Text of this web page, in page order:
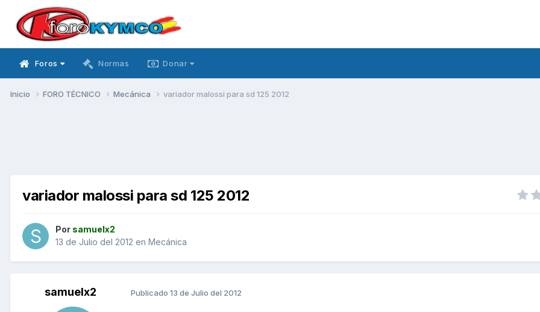
Foros Normas Donar
Inicio FORO TÉCNICO Mecánica variador malossi para sd 125 2012
variador malossi para sd 125 2012
Por samuelx2
13 de Julio del 2012 en Mecánica
samuelx2 Publicado 13 de Julio del 2012